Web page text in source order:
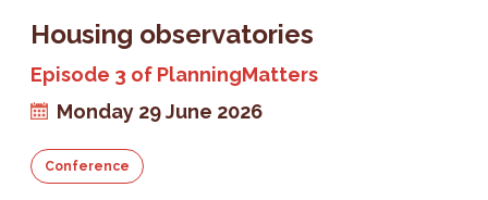
Housing observatories
Episode 3 of PlanningMatters
Monday 29 June 2026
Conference